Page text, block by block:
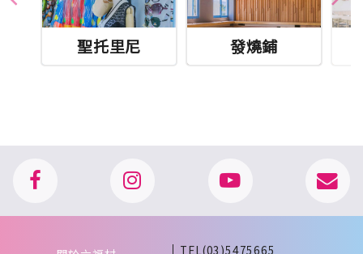
聖托里尼 發燒鋪
TEL(03)5475665